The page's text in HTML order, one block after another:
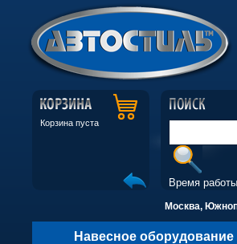
Корзина пуста
Время
Москва,
Навесное оборудование